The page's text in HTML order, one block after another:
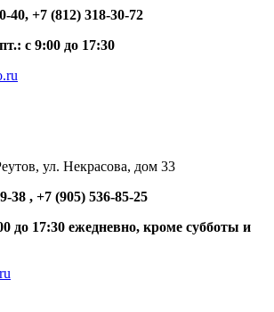
40, +7 (812) 318-30-72
с 9:00 до 17:30
ул. Некрасова, дом 33
38 , +7 (905) 536-85-25
до 17:30 ежедневно, кроме субботы и